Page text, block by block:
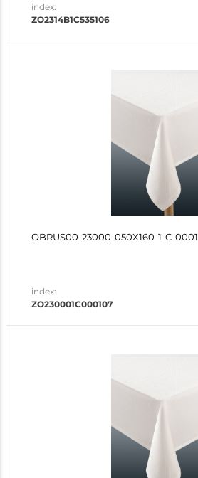
index:
ZO2314B1C535106
OBRUS00-23000-050X160-1-C-0001
index:
ZO230001C000107